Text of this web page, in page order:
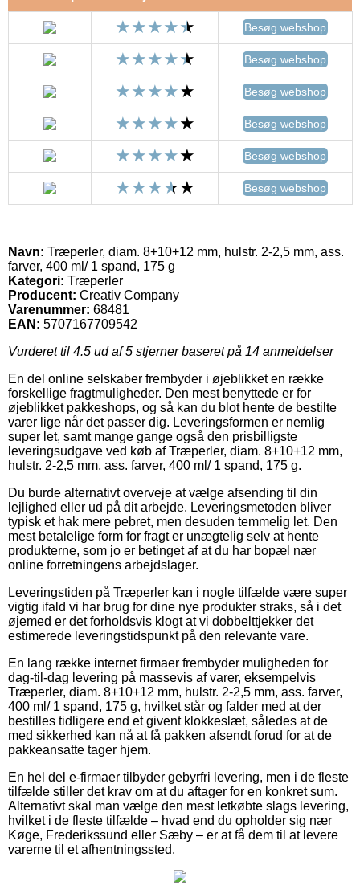
Besøg webshop
Besøg webshop
Besøg webshop
Besøg webshop
Besøg webshop
Besøg webshop
Navn: Træperler, diam. 8+10+12 mm, hulstr. 2-2,5 mm, ass.
farver, 400 ml/ 1 spand, 175 g
Kategori: Træperler
Producent: Creativ Company
Varenummer: 68481
EAN: 5707167709542
Vurderet til 4.5 ud af 5 stjerner baseret på 14 anmeldelser
En del online selskaber frembyder i øjeblikket en række
forskellige fragtmuligheder. Den mest benyttede er for
øjeblikket pakkeshops, og så kan du blot hente de bestilte
varer lige når det passer dig. Leveringsformen er nemlig
super let, samt mange gange også den prisbilligste
leveringsudgave ved køb af Træperler, diam. 8+10+12 mm,
hulstr. 2-2,5 mm, ass. farver, 400 ml/ 1 spand, 175 g.
Du burde alternativt overveje at vælge afsending til din
lejlighed eller ud på dit arbejde. Leveringsmetoden bliver
typisk et hak mere pebret, men desuden temmelig let. Den
mest betalelige form for fragt er unægtelig selv at hente
produkterne, som jo er betinget af at du har bopæl nær
online forretningens arbejdslager.
Leveringstiden på Træperler kan i nogle tilfælde være super
vigtig ifald vi har brug for dine nye produkter straks, så i det
øjemed er det forholdsvis klogt at vi dobbelttjekker det
estimerede leveringstidspunkt på den relevante vare.
En lang række internet firmaer frembyder muligheden for
dag-til-dag levering på massevis af varer, eksempelvis
Træperler, diam. 8+10+12 mm, hulstr. 2-2,5 mm, ass. farver,
400 ml/ 1 spand, 175 g, hvilket står og falder med at der
bestilles tidligere end et givent klokkeslæt, således at de
med sikkerhed kan nå at få pakken afsendt forud for at de
pakkeansatte tager hjem.
En hel del e-firmaer tilbyder gebyrfri levering, men i de fleste
tilfælde stiller det krav om at du aftager for en konkret sum.
Alternativt skal man vælge den mest letkøbte slags levering,
hvilket i de fleste tilfælde – hvad end du opholder sig nær
Køge, Frederikssund eller Sæby – er at få dem til at levere
varerne til et afhentningssted.